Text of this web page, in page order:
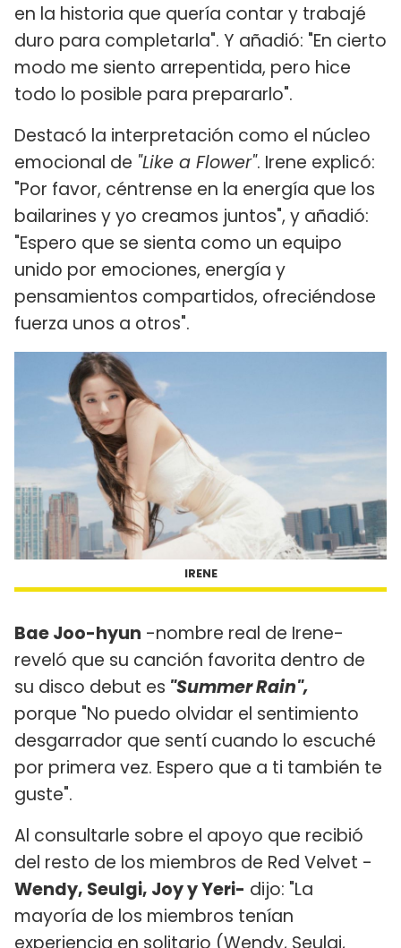
en la historia que quería contar y trabajé
duro para completarla". Y añadió: "En cierto
modo me siento arrepentida, pero hice
todo lo posible para prepararlo".
Destacó la interpretación como el núcleo
emocional de "Like a Flower". Irene explicó:
"Por favor, céntrense en la energía que los
bailarines y yo creamos juntos", y añadió:
"Espero que se sienta como un equipo
unido por emociones, energía y
pensamientos compartidos, ofreciéndose
fuerza unos a otros".
IRENE
Bae Joo-hyun -nombre real de Irene-
reveló que su canción favorita dentro de
su disco debut es "Summer Rain",
porque "No puedo olvidar el sentimiento
desgarrador que sentí cuando lo escuché
por primera vez. Espero que a ti también te
guste".
Al consultarle sobre el apoyo que recibió
del resto de los miembros de Red Velvet -
Wendy, Seulgi, Joy y Yeri- dijo: "La
mayoría de los miembros tenían